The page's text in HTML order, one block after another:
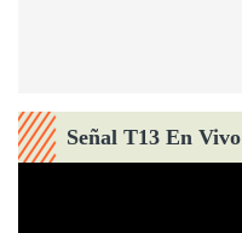
Señal T13 En Vivo